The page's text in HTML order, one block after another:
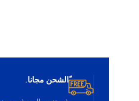
ًالشحن مجانا.